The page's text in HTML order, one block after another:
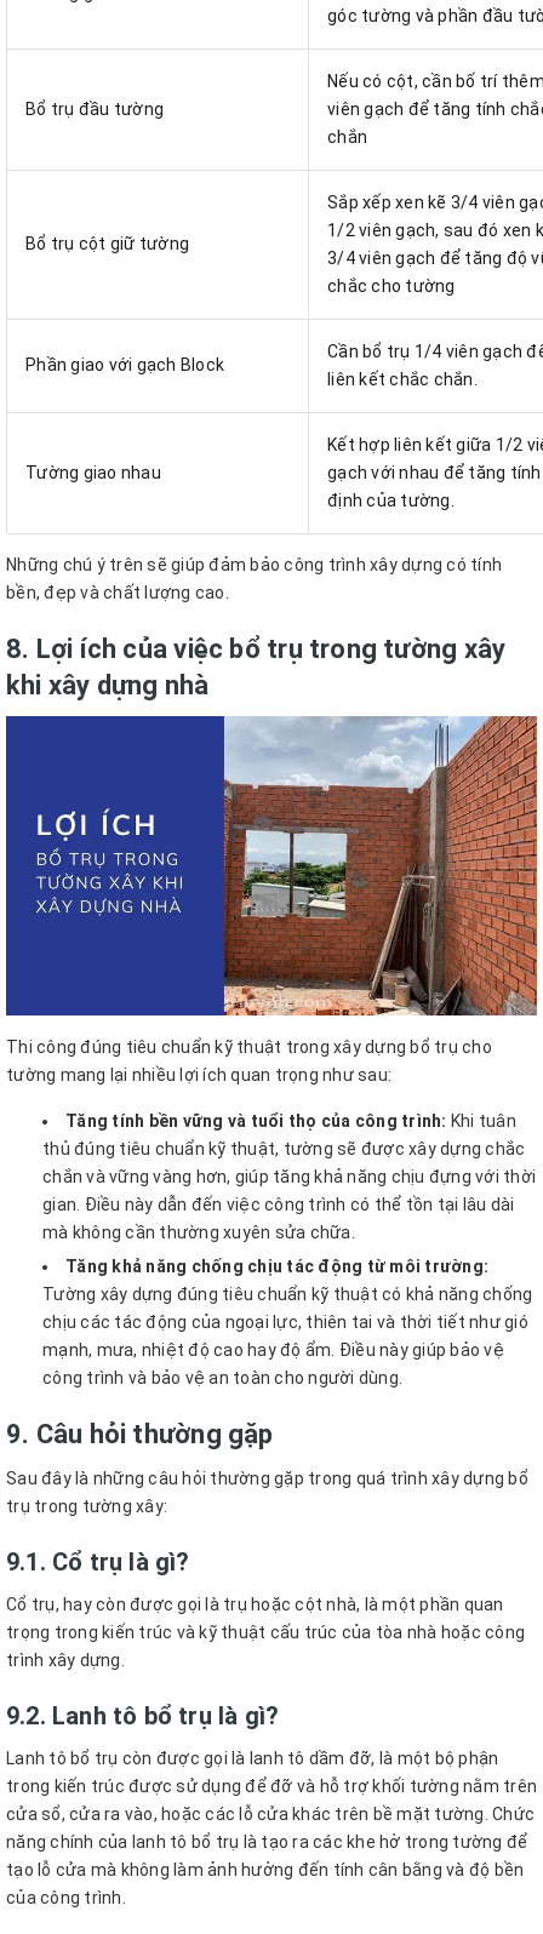
góc tường và phần đầu
Bổ trụ đầu tường
Nếu có cột, cần bố trí
viên gạch để tăng tính
chắn
Bổ trụ cột giữ tường
Sắp xếp xen kẽ 3/4 viên
1/2 viên gạch, sau đó xen
3/4 viên gạch để tăng độ
chắc cho tường
Phần giao với gạch Block
Cần bổ trụ 1/4 viên gạch
liên kết chắc chắn.
Tường giao nhau
Kết hợp liên kết giữa 1/2
gạch với nhau để tăng
định của tường.
Những chú ý trên sẽ giúp đảm bảo công trình xây dựng có tính
bền, đẹp và chất lượng cao.
8. Lợi ích của việc bổ trụ trong tường xây
khi xây dựng nhà
Thi công đúng tiêu chuẩn kỹ thuật trong xây dựng bổ trụ cho
tường mang lại nhiều lợi ích quan trọng như sau:
Tăng tính bền vững và tuổi thọ của công trình: Khi tuân
thủ đúng tiêu chuẩn kỹ thuật, tường sẽ được xây dựng chắc
chắn và vững vàng hơn, giúp tăng khả năng chịu đựng với thời
gian. Điều này dẫn đến việc công trình có thể tồn tại lâu dài
mà không cần thường xuyên sửa chữa.
Tăng khả năng chống chịu tác động từ môi trường:
Tường xây dựng đúng tiêu chuẩn kỹ thuật có khả năng chống
chịu các tác động của ngoại lực, thiên tai và thời tiết như gió
mạnh, mưa, nhiệt độ cao hay độ ẩm. Điều này giúp bảo vệ
công trình và bảo vệ an toàn cho người dùng.
9. Câu hỏi thường gặp
Sau đây là những câu hỏi thường gặp trong quá trình xây dựng bổ
trụ trong tường xây:
9.1. Cổ trụ là gì?
Cổ trụ, hay còn được gọi là trụ hoặc cột nhà, là một phần quan
trọng trong kiến trúc và kỹ thuật cấu trúc của tòa nhà hoặc công
trình xây dựng.
9.2. Lanh tô bổ trụ là gì?
Lanh tô bổ trụ còn được gọi là lanh tô dầm đỡ, là một bộ phận
trong kiến trúc được sử dụng để đỡ và hỗ trợ khối tường nằm trên
cửa sổ, cửa ra vào, hoặc các lỗ cửa khác trên bề mặt tường. Chức
năng chính của lanh tô bổ trụ là tạo ra các khe hở trong tường để
tạo lỗ cửa mà không làm ảnh hưởng đến tính cân bằng và độ bền
của công trình.